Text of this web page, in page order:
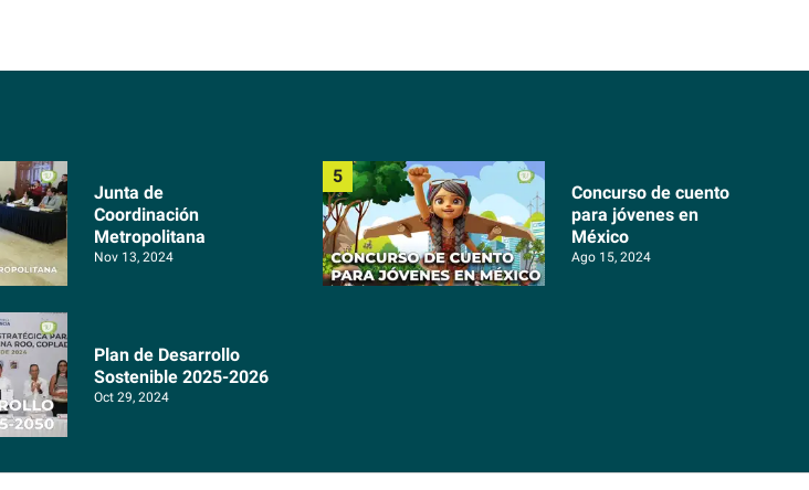
Junta de
Coordinación
Metropolitana
Nov 13, 2024
Plan de Desarrollo
Sostenible 2025-2026
Oct 29, 2024
Concurso de cuento
para jóvenes en
México
Ago 15, 2024